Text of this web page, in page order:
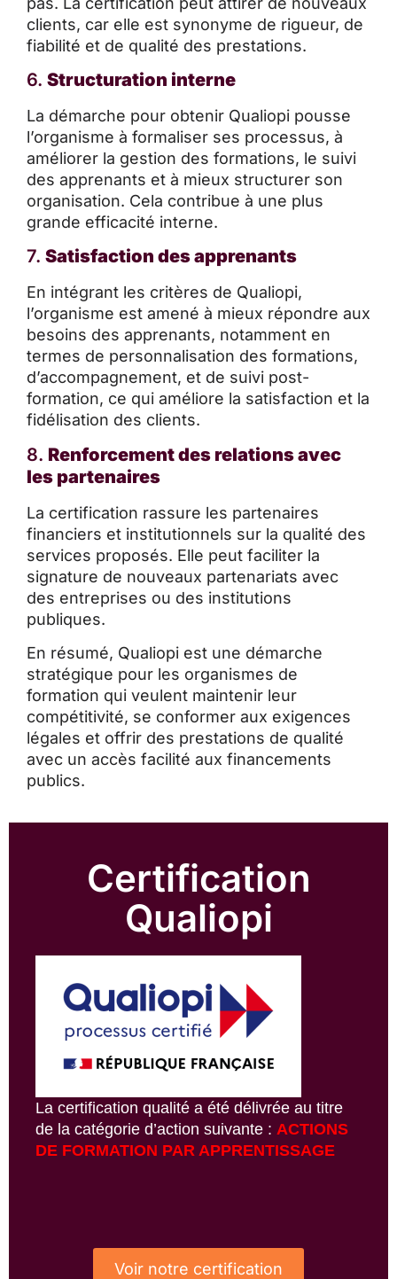
clients, car elle est synonyme de rigueur, de
fiabilité et de qualité des prestations.
6. Structuration interne
La démarche pour obtenir Qualiopi pousse
l’organisme à formaliser ses processus, à
améliorer la gestion des formations, le suivi
des apprenants et à mieux structurer son
organisation. Cela contribue à une plus
grande efficacité interne.
7. Satisfaction des apprenants
En intégrant les critères de Qualiopi,
l’organisme est amené à mieux répondre aux
besoins des apprenants, notamment en
termes de personnalisation des formations,
d’accompagnement, et de suivi post-
formation, ce qui améliore la satisfaction et la
fidélisation des clients.
8. Renforcement des relations avec
les partenaires
La certification rassure les partenaires
financiers et institutionnels sur la qualité des
services proposés. Elle peut faciliter la
signature de nouveaux partenariats avec
des entreprises ou des institutions
publiques.
En résumé, Qualiopi est une démarche
stratégique pour les organismes de
formation qui veulent maintenir leur
compétitivité, se conformer aux exigences
légales et offrir des prestations de qualité
avec un accès facilité aux financements
publics.
Certification
Qualiopi
La certification qualité a été délivrée au titre
de la catégorie d’action suivante : ACTIONS
DE FORMATION PAR APPRENTISSAGE
Voir notre certification